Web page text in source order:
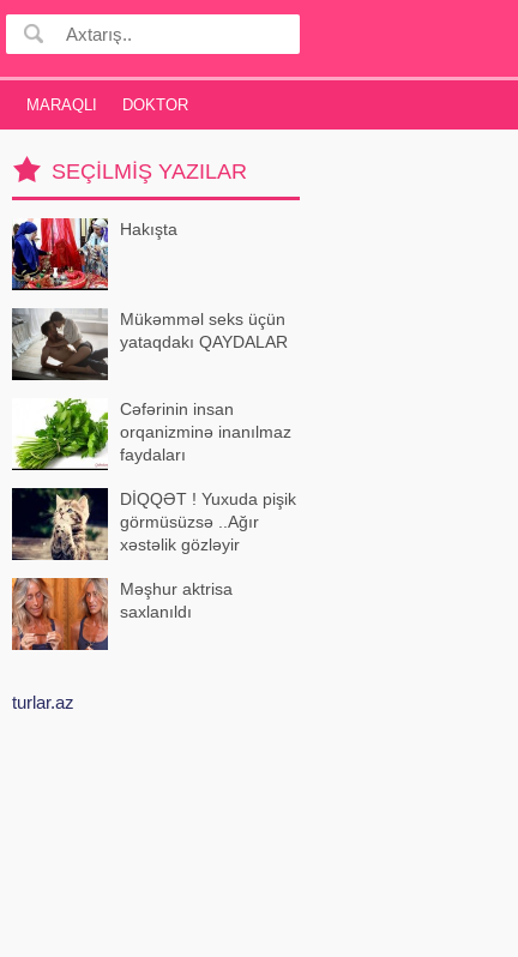
MARAQLI DOKTOR
SEÇILMIŞ YAZILAR
Hakışta
Mükəmməl seks üçün
yataqdakı QAYDALAR
Cəfərinin insan
orqanizminə inanılmaz
faydaları
DİQQƏT ! Yuxuda pişik
görmüsüzsə ..Ağır
xəstəlik gözləyir
Məşhur aktrisa
saxlanıldı
turlar.az